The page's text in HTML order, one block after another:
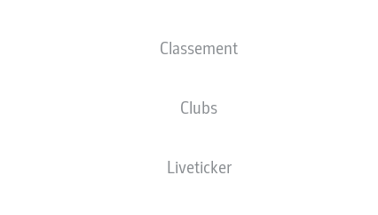
Classement
Clubs
Liveticker